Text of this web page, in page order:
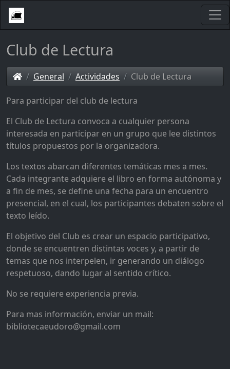
Club de Lectura
General Actividades Club de Lectura
Para participar del club de lectura
El Club de Lectura convoca a cualquier persona
interesada en participar en un grupo que lee distintos
títulos propuestos por la organizadora.
Los textos abarcan diferentes temáticas mes a mes.
Cada integrante adquiere el libro en forma autónoma y
a fin de mes, se define una fecha para un encuentro
presencial, en el cual, los participantes debaten sobre el
texto leído.
El objetivo del Club es crear un espacio participativo,
donde se encuentren distintas voces y, a partir de
temas que nos interpelen, ir generando un diálogo
respetuoso, dando lugar al sentido crítico.
No se requiere experiencia previa.
Para mas información, enviar un mail:
bibliotecaeudoro@gmail.com